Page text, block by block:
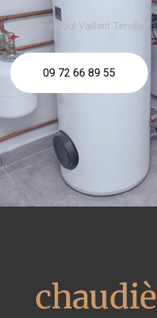
chaudière fioul Vaillant Terville
09 72 66 89 55